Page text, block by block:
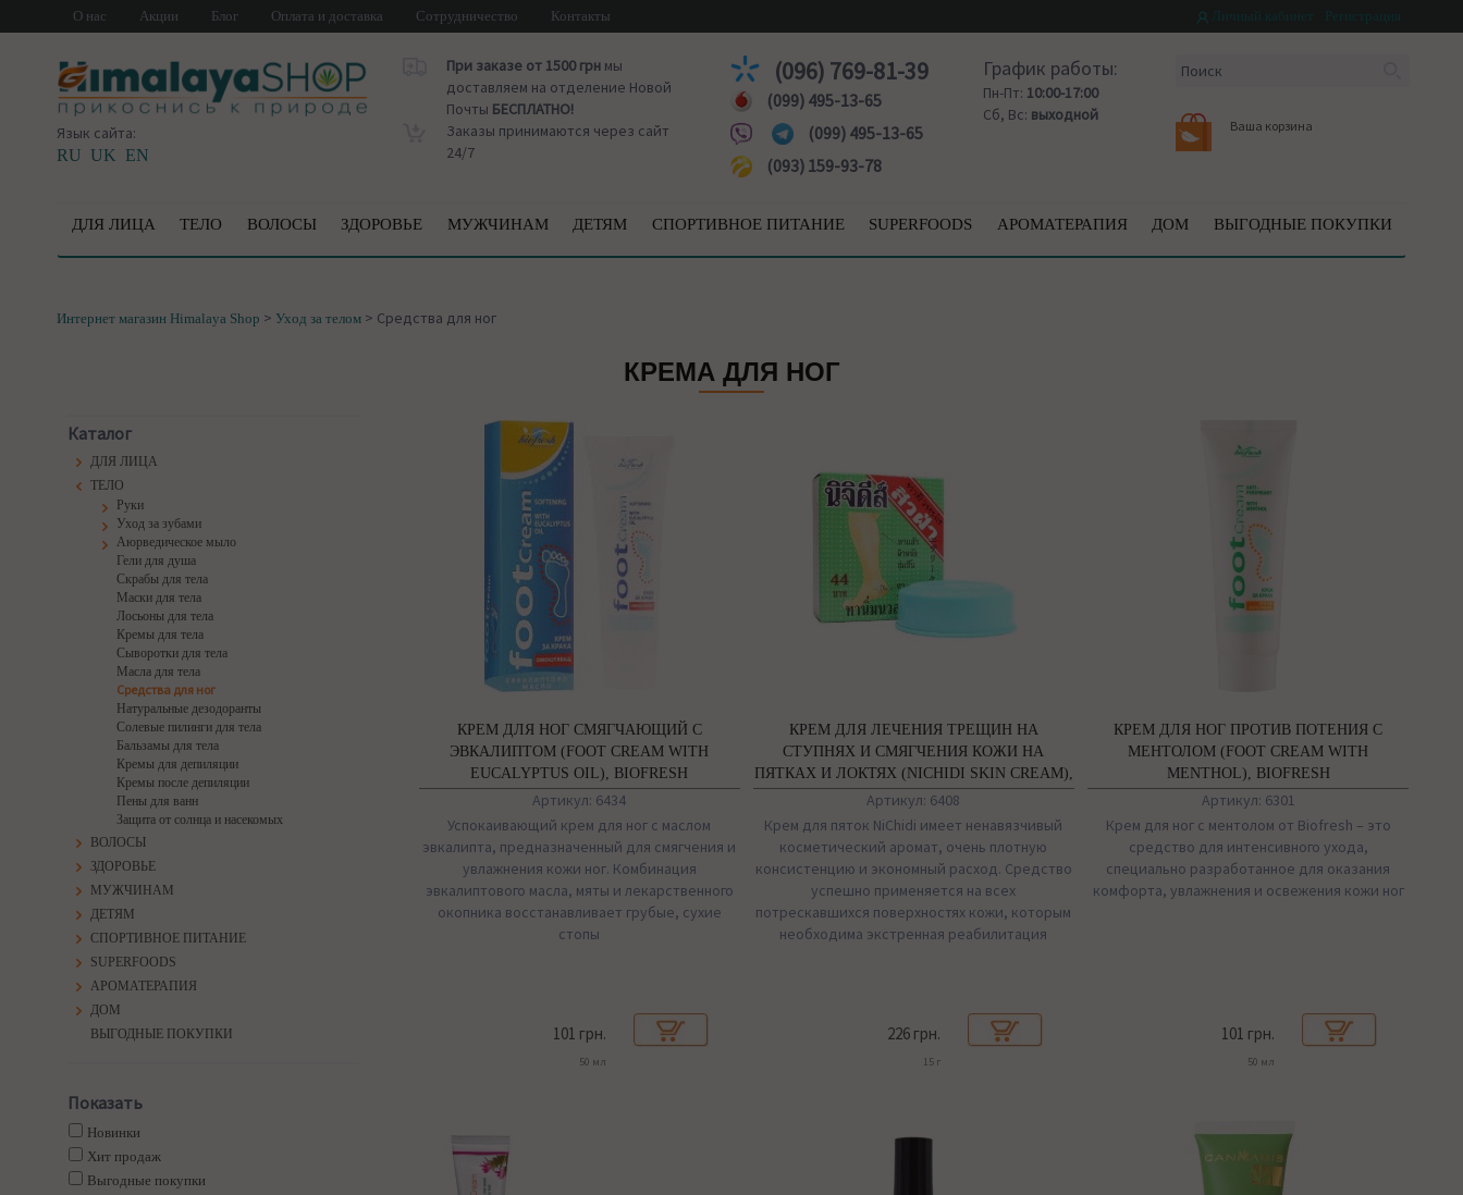
О нас Акции Блог Оплата и доставка Сотрудничество Контакты
Язык сайта:
RU UK EN
При заказе от 1500 грнмы
доставляем на отделение Новой
Почты БЕСПЛАТНО!
Заказы принимаются через сайт
24/7
(096) 769-81-39
(099) 495-13-65
(099) 495-13-65
(093) 159-93-78
График работы:
Пн-Пт: 10:00-17:00
Сб, Вс: выходной
Ваша корзина
ДЛЯ ЛИЦА ТЕЛО ВОЛОСЫ ЗДОРОВЬЕ МУЖЧИНАМ ДЕТЯМ СПОРТИВНОЕ ПИТАНИЕ SUPERFOODS АРОМАТЕРАПИЯ ДОМ ВЫГОДНЫЕ ПОКУПКИ
Интернет магазин Himalaya Shop > Уход за телом > Средства для ног
КРЕМА ДЛЯ НОГ
Каталог
ДЛЯ ЛИЦА
ТЕЛО
Руки
Уход за зубами
Аюрведическое мыло
Гели для душа
Скрабы для тела
Маски для тела
Лосьоны для тела
Кремы для тела
Сыворотки для тела
Масла для тела
Средства для ног
Натуральные дезодоранты
Солевые пилинги для тела
Бальзамы для тела
Кремы для депиляции
Кремы после депиляции
Пены для ванн
Защита от солнца и насекомых
ВОЛОСЫ
ЗДОРОВЬЕ
МУЖЧИНАМ
ДЕТЯМ
СПОРТИВНОЕ ПИТАНИЕ
SUPERFOODS
АРОМАТЕРАПИЯ
ДОМ
ВЫГОДНЫЕ ПОКУПКИ
Показать
Новинки
Хит продаж
Выгодные покупки
КРЕМ ДЛЯ НОГ СМЯГЧАЮЩИЙ С
ЭВКАЛИПТОМ (FOOT CREAM WITH
EUCALYPTUS OIL), BIOFRESH
Артикул: 6434
Успокаивающий крем для ног с маслом
эвкалипта, предназначенный для смягчения и
увлажнения кожи ног. Комбинация
эвкалиптового масла, мяты и лекарственного
окопника восстанавливает грубые, сухие
стопы
101 грн.
50 мл
КРЕМ ДЛЯ ЛЕЧЕНИЯ ТРЕЩИН НА
СТУПНЯХ И СМЯГЧЕНИЯ КОЖИ НА
ПЯТКАХ И ЛОКТЯХ (NICHIDI SKIN CREAM),
ТАЙЛАНД
Артикул: 6408
Крем для пяток NiChidi имеет ненавязчивый
косметический аромат, очень плотную
консистенцию и экономный расход. Средство
успешно применяется на всех
потрескавшихся поверхностях кожи, которым
необходима экстренная реабилитация
226 грн.
15 г
КРЕМ ДЛЯ НОГ ПРОТИВ ПОТЕНИЯ С
МЕНТОЛОМ (FOOT CREAM WITH
MENTHOL), BIOFRESH
Артикул: 6301
Крем для ног с ментолом от Biofresh – это
средство для интенсивного ухода,
специально разработанное для оказания
комфорта, увлажнения и освежения кожи ног
101 грн.
50 мл